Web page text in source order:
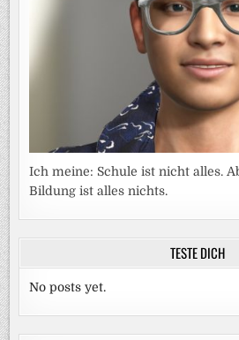
Ich meine: Schule ist nicht alles.
Bildung ist alles nichts.
TESTE DICH
No posts yet.